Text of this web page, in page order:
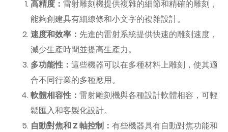
高精度： 雷射雕刻機提供複雜的細節和精確的雕刻，
能夠創建具有細線條和小文字的複雜設計。
速度和效率： 先進的雷射系統提供快速的雕刻速度，
減少生產時間並提高生產力。
多功能性： 這些機器可以在多種材料上雕刻，使其適
合不同行業的多種應用。
軟體相容性： 雷射雕刻機與各種設計軟體相容，可輕
鬆匯入和客製化設計。
自動對焦和 Z 軸控制： 有些機器具有自動對焦功能和